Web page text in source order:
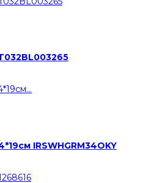
IRSWHGRM34OKY